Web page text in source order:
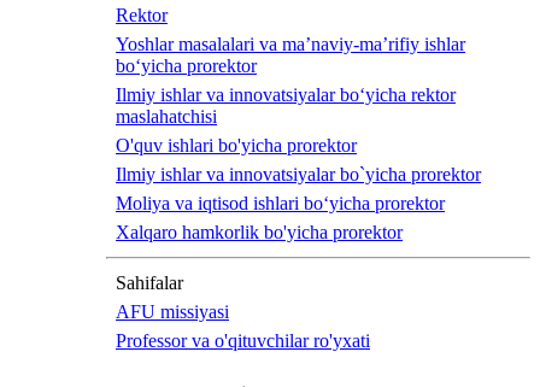
Rektor
Yoshlar masalalari va ma’naviy-ma’rifiy ishlar
bo‘yicha prorektor
Ilmiy ishlar va innovatsiyalar bo‘yicha rektor
maslahatchisi
O'quv ishlari bo'yicha prorektor
Ilmiy ishlar va innovatsiyalar bo`yicha prorektor
Moliya va iqtisod ishlari bo‘yicha prorektor
Xalqaro hamkorlik bo'yicha prorektor
Sahifalar
AFU missiyasi
Professor va o'qituvchilar ro'yxati